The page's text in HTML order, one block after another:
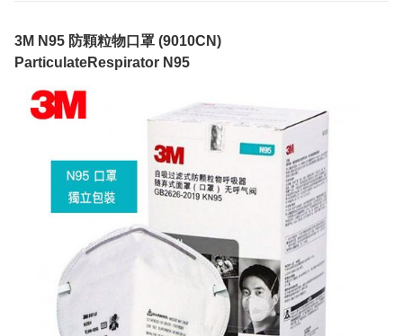
3M N95 防顆粒物口罩 (9010CN)
ParticulateRespirator N95